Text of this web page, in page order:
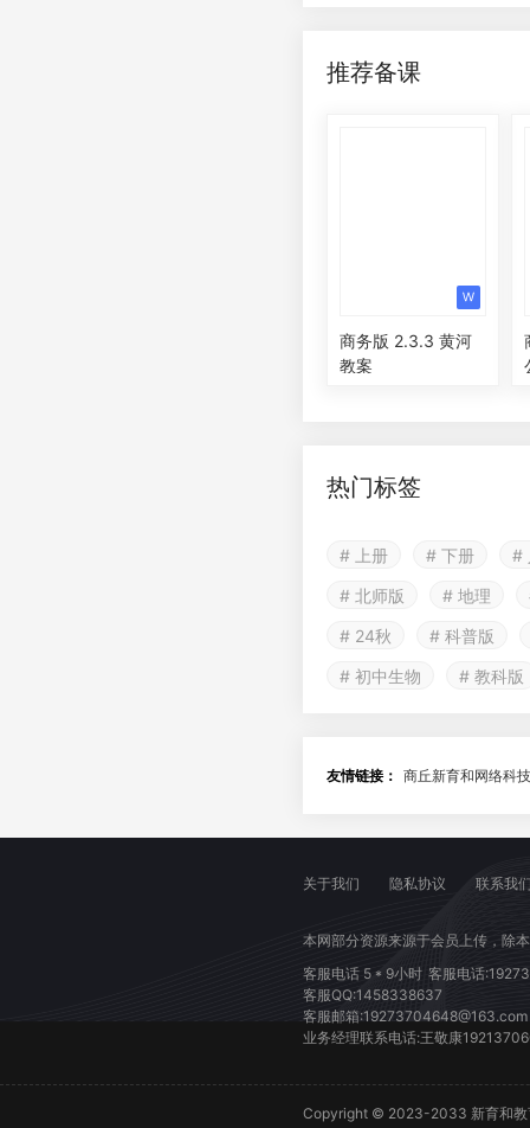
推荐备课
商务版 2.3.3 黄河
教案
热门标签
# 上册 # 下册
#
# 北师版
# 地理
# 24秋
# 科普版
# 初中生物
# 教科版
友情链接： 商丘新育和网络科
关于我们 隐私协议 联系我
本网部分资源来源于会员上传，除
客服电话 5 * 9小时 客服电话
客服QQ:1458338637
客服邮箱:19273704648@163.com
业务经理联系电话:王敬康
Copyright © 2023-2033 新育和教